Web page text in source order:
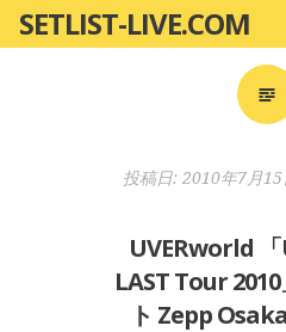
ン
SETLIST-LIVE.COM
投稿日: 2010年7月15
UVERworld
LAST Tour
ト Zepp